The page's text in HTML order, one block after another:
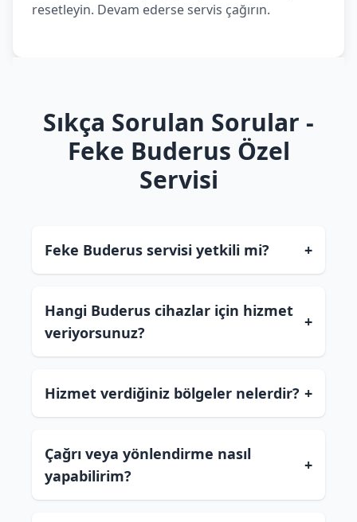
resetleyin. Devam ederse servis çağırın.
Sıkça Sorulan Sorular -
Feke Buderus Özel
Servisi
Feke Buderus servisi yetkili mi? +
Hangi Buderus cihazlar için hizmet
veriyorsunuz?
+
Hizmet verdiğiniz bölgeler nelerdir? +
Çağrı veya yönlendirme nasıl
yapabilirim?
+